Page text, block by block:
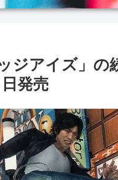
ジアイズ」の
発売